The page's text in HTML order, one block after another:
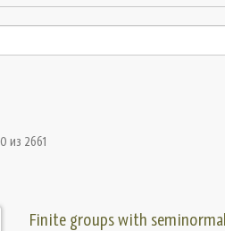
из 2661
Finite groups with